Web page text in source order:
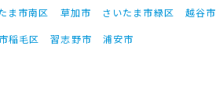
ま市南区 草加市 さいたま市緑区
越谷市
稲毛区 習志野市 浦安市